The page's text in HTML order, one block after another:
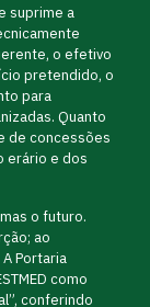
suprime a
o efetivo
pretendido, o
para
Quanto
de concessões
erário e dos
o futuro.
ao
Portaria
como
conferindo